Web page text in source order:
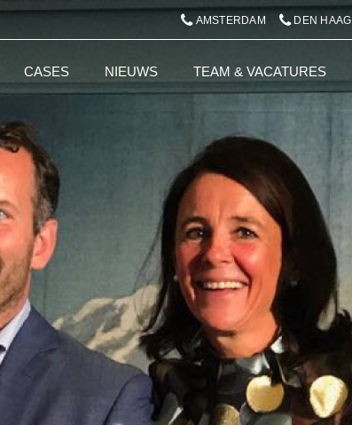
AMSTERDAM DEN HAAG
CASES NIEUWS TEAM & VACATURES